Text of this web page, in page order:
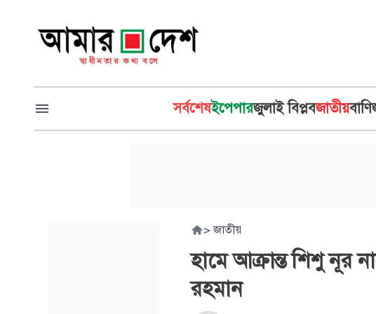
সর্বশেষইপেপারজুলাই বিপ্লবজাতীয়
> জাতীয়
হামে আক্রান্ত শিশু নূর
রহমান